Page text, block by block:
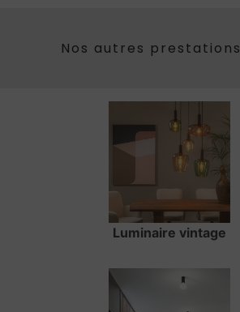
Nos autres prestations
Luminaire vintage